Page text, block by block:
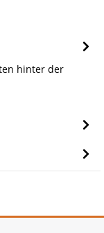
hinter der